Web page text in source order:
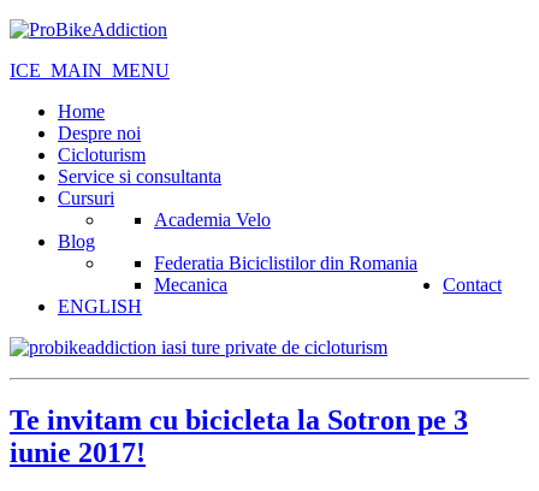
ICE_MAIN_MENU
Home
Despre noi
Cicloturism
Service si consultanta
Cursuri
Academia Velo
Blog
Federatia Biciclistilor din Romania
Mecanica
Contact
ENGLISH
Te invitam cu bicicleta la Sotron pe 3
iunie 2017!